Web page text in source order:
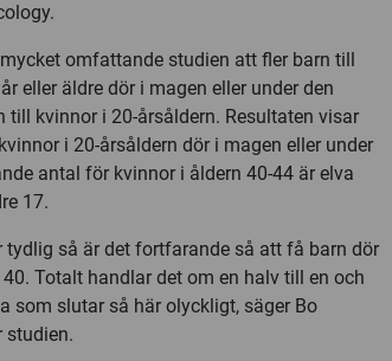
omfattande studien att fler barn till
eller äldre dör i magen eller under den
kvinnor i 20-årsåldern. Resultaten visar
i 20-årsåldern dör i magen eller under
antal för kvinnor i åldern 40-44 är elva
17.
så är det fortfarande så att få barn dör
Totalt handlar det om en halv till en och
som slutar så här olyckligt, säger Bo
studien.